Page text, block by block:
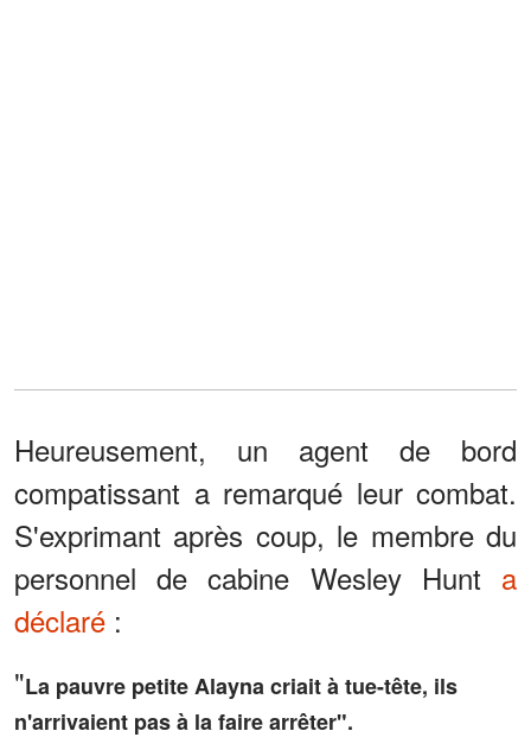
Heureusement, un agent de bord
compatissant a remarqué leur combat.
S'exprimant après coup, le membre du
personnel de cabine Wesley Hunt a
déclaré :
"La pauvre petite Alayna criait à tue-tête, ils
n'arrivaient pas à la faire arrêter".